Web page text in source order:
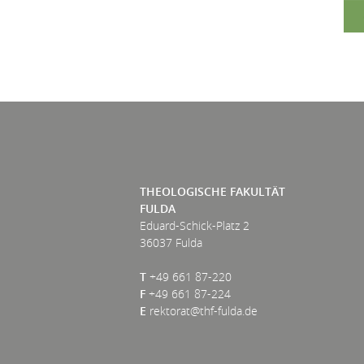
THEOLOGISCHE FAKULTÄT
FULDA
Eduard-Schick-Platz 2
36037 Fulda
T +49 661 87-220
F +49 661 87-224
E rektorat@thf-fulda.de